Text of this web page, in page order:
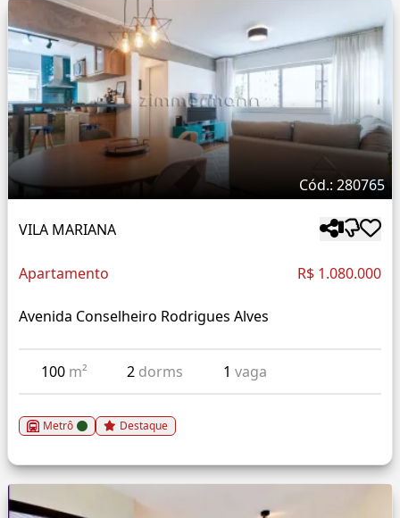
Cód.: 280765
VILA MARIANA
Apartamento R$ 1.080.000
Avenida Conselheiro Rodrigues Alves
100 m² 2 dorms 1vaga
Metrô Destaque